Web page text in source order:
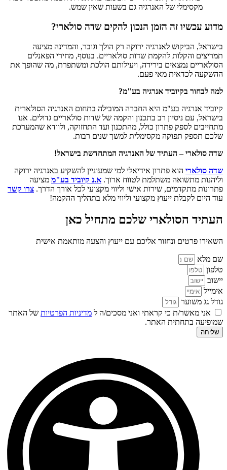
מקסימלי של האנרגיה גם בשעות שאין שמש.
מדוע עכשיו זה הזמן הנכון להקים שדה סולארי?
בישראל, הביקוש לאנרגיה ירוקה רק הולך וגובר, והמדינה מציעה
תמריצים והקלות להקמת שדות סולאריים. בנוסף, מחירי הפאנלים
הסולאריים נמצאים בירידה, ויעילותם הולכת ומשתפרת, מה שהופך את
ההשקעה לכדאית מאי פעם.
למה לבחור בקיוביד אנרגיה בע"מ?
קיוביד אנרגיה בע"מ היא החברה המובילה בתחום האנרגיה הסולארית
בישראל, עם ניסיון רב בתכנון והקמה של שדות סולאריים גדולים. אנו
מתחייבים לספק פתרון כולל, מהתכנון ועד התחזוקה, ולוודא שהמערכת
שלכם תספק תפוקה מקסימלית למשך שנים רבות.
שדה סולארי – העתיד של האנרגיה המתחדשת בישראל!
שדה סולארי הוא פתרון אידיאלי למי שמעוניין להשקיע באנרגיה ירוקה
וליהנות מתשואה משתלמת לטווח ארוך. א.נ קיוביד בע"מ מציעה
פתרונות מתקדמים, שירות אישי וליווי מקצועי לכל אורך הדרך. צרו קשר
עוד היום לקבלת ייעוץ מקצועי וליווי מלא בתהליך ההקמה!
העתיד הסולארי שלכם מתחיל כאן
השאירו פרטים ונחזור אליכם עם ייעוץ והצעה מותאמת אישית
שם מלא
טלפון
יישוב
אימייל
גודל גג משוער
אני מאשר/ת כי קראתי ואני מסכים/ה ל מדיניות הפרטיות של האתר
שמופיעה בתחתית האתר.
שליחה